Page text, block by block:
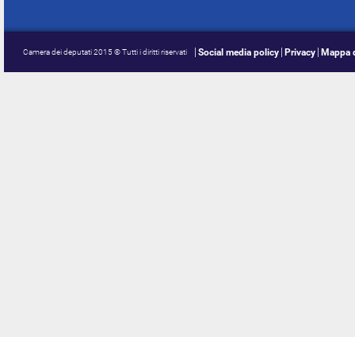
Camera dei deputati 2015 © Tutti i diritti riservati Social media policy Privacy Mappa